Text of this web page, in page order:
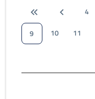
4
9
10 11